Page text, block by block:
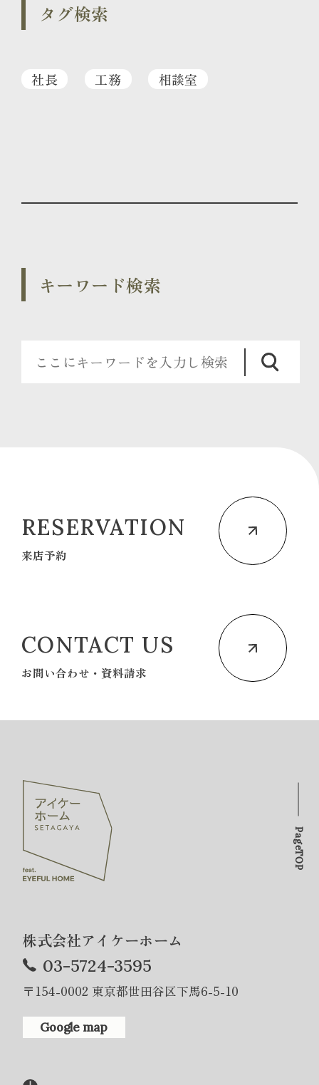
タグ検索
社長 工務 相談室
キーワード検索
RESERVATION
来店予約
CONTACT US
お問い合わせ・資料請求
株式会社アイケーホーム
03-5724-3595
〒154-0002 東京都世田谷区下馬6-5-10
Google map
PageTOP